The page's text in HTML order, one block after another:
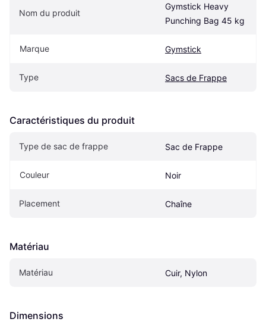
Nom du produit
Gymstick Heavy
Punching Bag 45 kg
Marque Gymstick
Type Sacs de Frappe
Caractéristiques du produit
Type de sac de frappe Sac de Frappe
Couleur Noir
Placement Chaîne
Matériau
Matériau Cuir, Nylon
Dimensions